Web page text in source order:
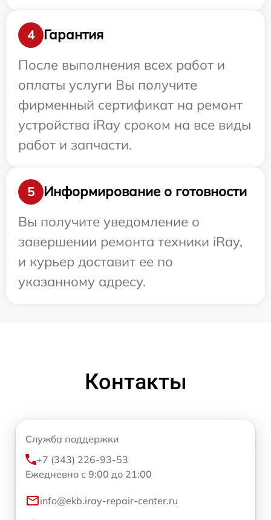
4
Гарантия
После выполнения всех работ и
оплаты услуги Вы получите
фирменный сертификат на ремонт
устройства iRay сроком на все виды
работ и запчасти.
5
Информирование о готовности
Вы получите уведомление о
завершении ремонта техники iRay,
и курьер доставит ее по
указанному адресу.
Контакты
Служба поддержки
+7 (343) 226-93-53
Ежедневно с 9:00 до 21:00
info@ekb.iray-repair-center.ru